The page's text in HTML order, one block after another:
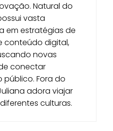
Natural do
vasta
em estratégias de
conteúdo digital,
novas
conectar
público. Fora do
adora viajar
culturas.